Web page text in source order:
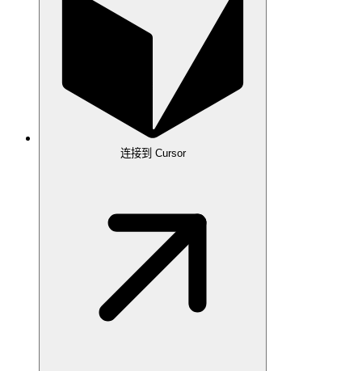
连接到 Cursor